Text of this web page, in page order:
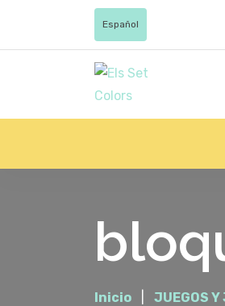
Español
Inicio JUEGOS Y